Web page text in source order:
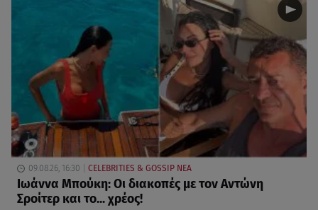
09.08.26, 16:30 CELEBRITIES & GOSSIP ΝΕΑ
Ιωάννα Μπούκη: Οι διακοπές με τον Αντώνη
Σροίτερ και το... χρέος!